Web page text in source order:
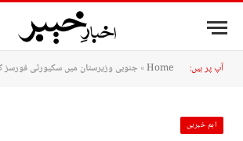
آپ پر ہیں: Home
» جنوبی وزیرستان میں سکیورٹی فورسز کے آپریشن میں
اہم خبریں